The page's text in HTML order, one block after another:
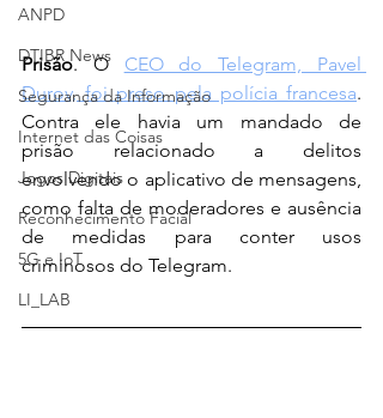
ANPD
DTIBR News
Segurança da Informação
Internet das Coisas
Jogos Digitais
Reconhecimento Facial
5G e IoT
LI_LAB
Prisão. O CEO do Telegram, Pavel
Durov, foi preso pela polícia francesa.
Contra ele havia um mandado de
prisão relacionado a delitos
envolvendo o aplicativo de mensagens,
como falta de moderadores e ausência
de medidas para conter usos
criminosos do Telegram.